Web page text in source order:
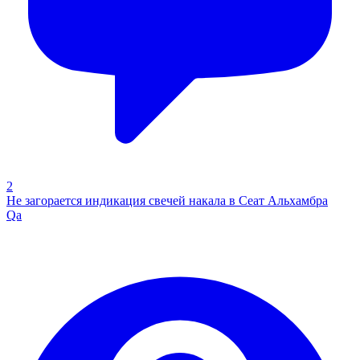
2
Не загорается индикация свечей накала в Сеат Альхамбра
Qa